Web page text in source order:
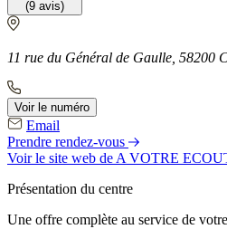
(9 avis)
11 rue du Général de Gaulle, 58200
Voir le numéro
Email
Prendre rendez-vous
Voir le site web de A VOTRE
Présentation du centre
Une offre complète au service de